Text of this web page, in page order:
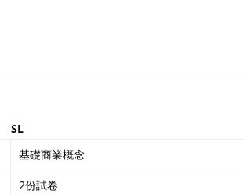
SL
基礎商業概念
2份試卷